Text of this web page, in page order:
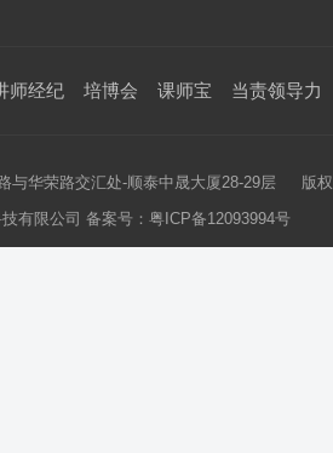
师经纪 培博会 课师宝 当责领导力
与华荣路交汇处-顺泰中晟大厦28-29层 版权
有限公司 备案号： 粤ICP备12093994号